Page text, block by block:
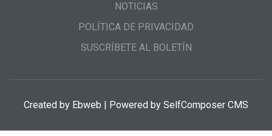
NOTICIAS
POLÍTICA DE PRIVACIDAD
SUSCRÍBETE AL BOLETÍN
Created by Ebweb | Powered by SelfComposer CMS